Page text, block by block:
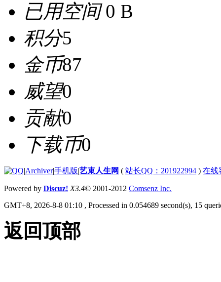
已用空间0 B
积分5
金币87
威望0
贡献0
下载币0
|Archiver|手机版|艺束人生网 ( 站长QQ：201922994 ) 在线
Powered by Discuz! X3.4© 2001-2012 Comsenz Inc.
GMT+8, 2026-8-8 01:10 , Processed in 0.054689 second(s), 15
返回顶部